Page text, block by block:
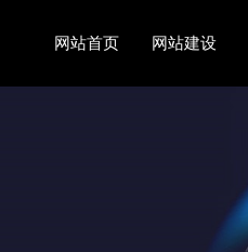
网站首页 网站建设